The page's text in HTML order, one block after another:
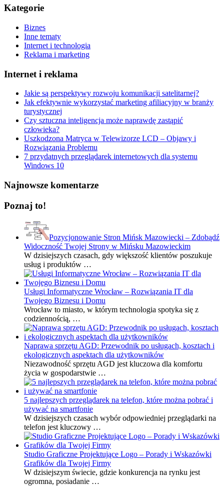
Kategorie
Biznes
Inne tematy
Internet i technologia
Reklama i marketing
Internet i reklama
Jakie są perspektywy rozwoju komunikacji satelitarnej?
Jak efektywnie wykorzystać marketing afiliacyjny w branży
turystycznej
Czy sztuczna inteligencja może naprawdę zastąpić
człowieka?
Uszkodzona Matryca w Telewizorze LCD – Objawy i
Rozwiązania Problemu
7 przydatnych przeglądarek internetowych dla systemu
Windows 10
Najnowsze komentarze
Poznaj to!
Pozycjonowanie Stron Mińsk Mazowiecki – Zdobądź
Widoczność Twojej Strony w Mińsku Mazowieckim
W dzisiejszych czasach, gdy większość klientów poszukuje
usług i produktów …
Usługi Informatyczne Wrocław – Rozwiązania IT dla
Twojego Biznesu i Domu
Wrocław to miasto, w którym technologia spotyka się z
codziennością, …
Naprawa sprzętu AGD: Przewodnik po usługach, kosztach i
ekologicznych aspektach dla użytkowników
Niezawodność sprzętu AGD jest kluczowa dla komfortu
życia w gospodarstwie …
5 najlepszych przeglądarek na telefon, które można pobrać i
używać na smartfonie
W dzisiejszych czasach wybór odpowiedniej przeglądarki na
telefon jest kluczowy …
Studio Graficzne Projektujące Logo – Porady i Wskazówki
Grafików dla Twojej Firmy
W dzisiejszym świecie, gdzie konkurencja na rynku jest
ogromna, posiadanie …